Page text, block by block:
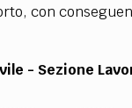
con
- Sezione